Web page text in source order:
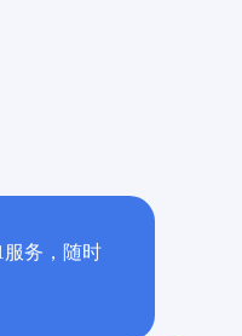
服务，随时